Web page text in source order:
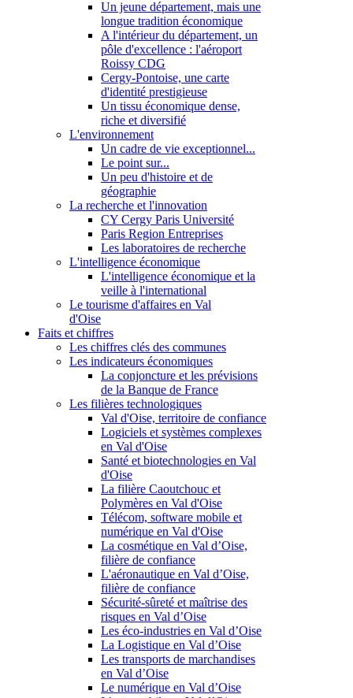
Un jeune département, mais une
longue tradition économique
A l'intérieur du département, un
pôle d'excellence : l'aéroport
Roissy CDG
Cergy-Pontoise, une carte
d'identité prestigieuse
Un tissu économique dense,
riche et diversifié
L'environnement
Un cadre de vie exceptionnel...
Le point sur...
Un peu d'histoire et de
géographie
La recherche et l'innovation
CY Cergy Paris Université
Paris Region Entreprises
Les laboratoires de recherche
L'intelligence économique
L'intelligence économique et la
veille à l'international
Le tourisme d'affaires en Val
d'Oise
Faits et chiffres
Les chiffres clés des communes
Les indicateurs économiques
La conjoncture et les prévisions
de la Banque de France
Les filières technologiques
Val d'Oise, territoire de confiance
Logiciels et systèmes complexes
en Val d'Oise
Santé et biotechnologies en Val
d'Oise
La filière Caoutchouc et
Polymères en Val d'Oise
Télécom, software mobile et
numérique en Val d'Oise
La cosmétique en Val d’Oise,
filière de confiance
L'aéronautique en Val d’Oise,
filière de confiance
Sécurité-sûreté et maîtrise des
risques en Val d’Oise
Les éco-industries en Val d’Oise
La Logistique en Val d’Oise
Les transports de marchandises
en Val d’Oise
Le numérique en Val d’Oise